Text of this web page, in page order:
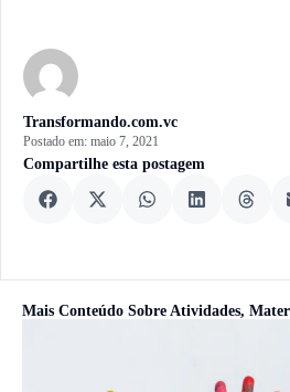
Transformando.com.vc
Postado em: maio 7, 2021
Compartilhe esta postagem
Mais Conteúdo Sobre Atividades,